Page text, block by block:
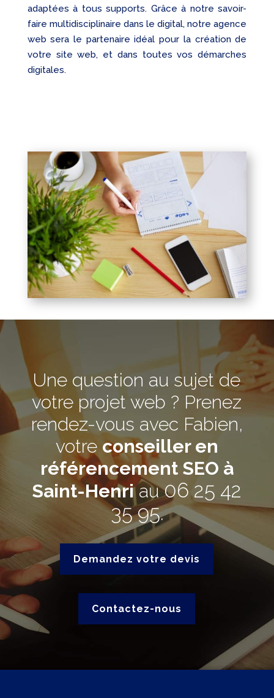
adaptées à tous supports. Grâce à notre savoir-
faire multidisciplinaire dans le digital, notre agence
web sera le partenaire idéal pour la création de
votre site web, et dans toutes vos démarches
digitales.
Une question au sujet de
votre projet web ? Prenez
rendez-vous avec Fabien,
votre conseiller en
référencement SEO à
Saint-Henriau06 25 42
35 95.
Demandez votre devis
Contactez-nous